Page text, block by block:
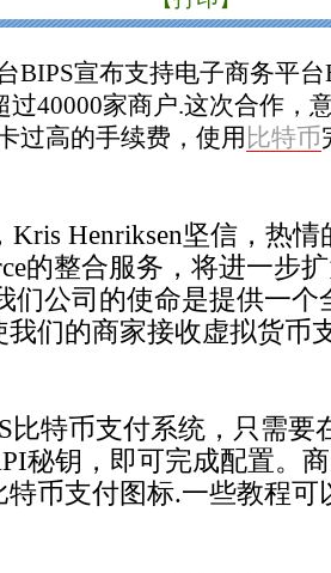
BIPS宣布支持电子商务平台
过40000家商户.这次合作，
过高的手续费，使用 比特币
Kris Henriksen坚信，热情
的整合服务，将进一步
们公司的使命是提供一个
我们的商家接收虚拟货币
比特币支付系统，只需要
秘钥，即可完成配置。
币支付图标.一些教程可